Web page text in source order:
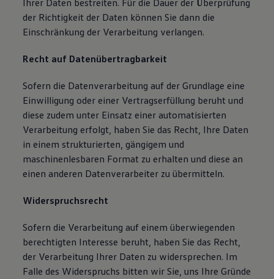
Ihrer Daten bestreiten. Für die Dauer der Überprüfung
der Richtigkeit der Daten können Sie dann die
Einschränkung der Verarbeitung verlangen.
Recht auf Datenübertragbarkeit
Sofern die Datenverarbeitung auf der Grundlage eine
Einwilligung oder einer Vertragserfüllung beruht und
diese zudem unter Einsatz einer automatisierten
Verarbeitung erfolgt, haben Sie das Recht, Ihre Daten
in einem strukturierten, gängigem und
maschinenlesbaren Format zu erhalten und diese an
einen anderen Datenverarbeiter zu übermitteln.
Widerspruchsrecht
Sofern die Verarbeitung auf einem überwiegenden
berechtigten Interesse beruht, haben Sie das Recht,
der Verarbeitung Ihrer Daten zu widersprechen. Im
Falle des Widerspruchs bitten wir Sie, uns Ihre Gründe